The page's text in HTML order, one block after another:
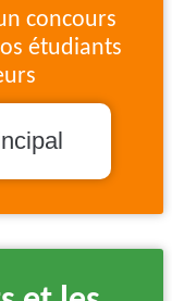
concours
étudiants